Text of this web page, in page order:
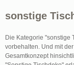
sonstige
Die Kategorie "sonstige
vorbehalten. Und mit
Gesamtkonzept